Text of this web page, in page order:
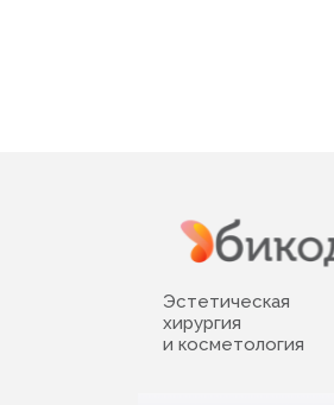
Эстетическая
хирургия
и косметология